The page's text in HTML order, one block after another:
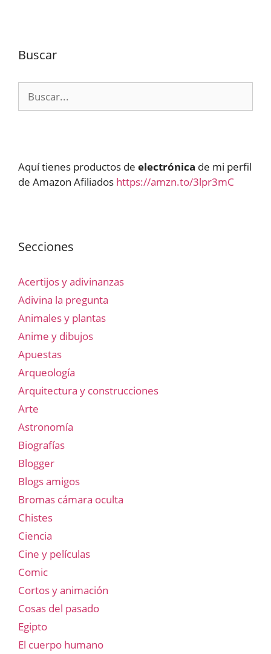
Buscar
Aquí tienes productos de electrónica de mi perfil
de Amazon Afiliados https://amzn.to/3lpr3mC
Secciones
Acertijos y adivinanzas
Adivina la pregunta
Animales y plantas
Anime y dibujos
Apuestas
Arqueología
Arquitectura y construcciones
Arte
Astronomía
Biografías
Blogger
Blogs amigos
Bromas cámara oculta
Chistes
Ciencia
Cine y películas
Comic
Cortos y animación
Cosas del pasado
Egipto
El cuerpo humano